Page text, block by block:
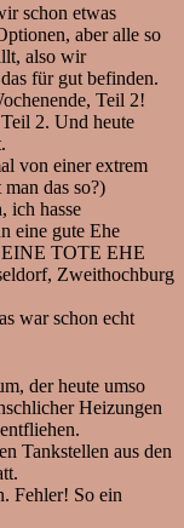
schon etwas
aber alle so
also wir
für gut befinden.
Teil 2!
2. Und heute
von einer extrem
das so?)
ich hasse
eine gute Ehe
EINE TOTE EHE
Zweithochburg
war schon echt
der heute umso
Heizungen
Tankstellen aus den
Fehler! So ein